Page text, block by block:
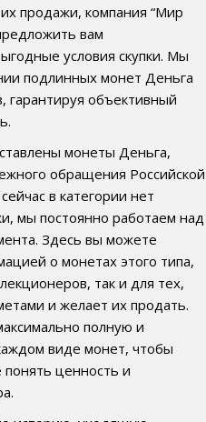
продажи, компания “Мир
вам
условия скупки. Мы
подлинных монет Деньга
гарантируя объективный
монеты Деньга,
обращения Российской
в категории нет
мы постоянно работаем над
Здесь вы можете
о монетах этого типа,
так и для тех,
и желает их продать.
полную и
виде монет, чтобы
ценность и